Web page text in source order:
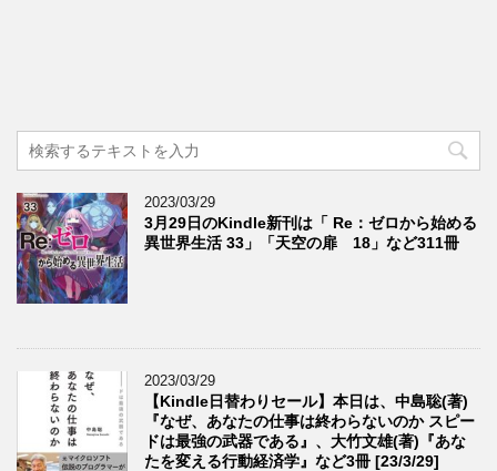
2023/03/29
3月29日のKindle新刊は「 Re：ゼロから始める
異世界生活 33」「天空の扉 18」など311冊
2023/03/29
【Kindle日替わりセール】本日は、中島聡(著)
『なぜ、あなたの仕事は終わらないのか スピー
ドは最強の武器である』、大竹文雄(著)『あな
たを変える行動経済学』など3冊 [23/3/29]